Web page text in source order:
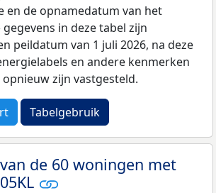
en de opnamedatum van het
in deze tabel zijn
peildatum van 1 juli 2026, na deze
en andere kenmerken
zijn vastgesteld.
Tabelgebruik
de 60 woningen met